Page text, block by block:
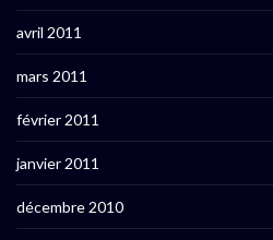
avril 2011
mars 2011
février 2011
janvier 2011
décembre 2010